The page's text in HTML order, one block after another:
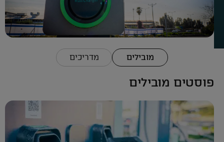
מובילים מדריכים
פוסטים מובילים